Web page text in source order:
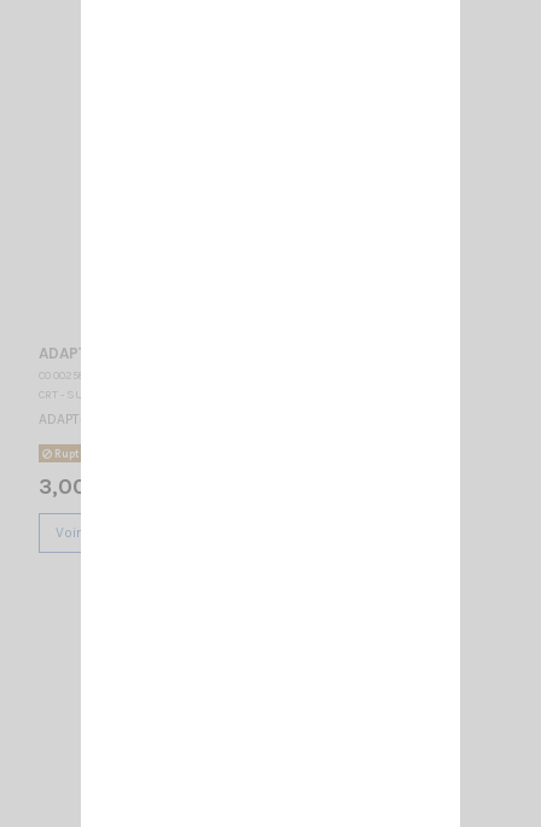
ADAPT- FME-M/BNC-M
CO 002580
CRT - SUPERSTAR
ADAPT- FME-M/BNC-M
Rupture de stock
3,00 €
Voir